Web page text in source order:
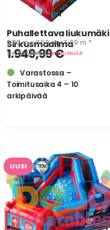
Puhallettava liukumäki
Sirkusmaailma
6,00 m x 3,50 m x 5,60 m *
1.949,99€
sis. 25,5 % ALV· lisäksitoimituskulut
Varastossa –
Toimitusaika 4 – 10
arkipäivää
UUSI